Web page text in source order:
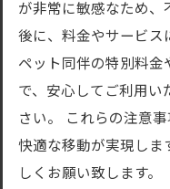
が非常に敏感なため、
後に、料金やサービス
ペット同伴の特別料金
で、安心してご利用い
さい。 これらの注意
快適な移動が実現しま
しくお願い致します。